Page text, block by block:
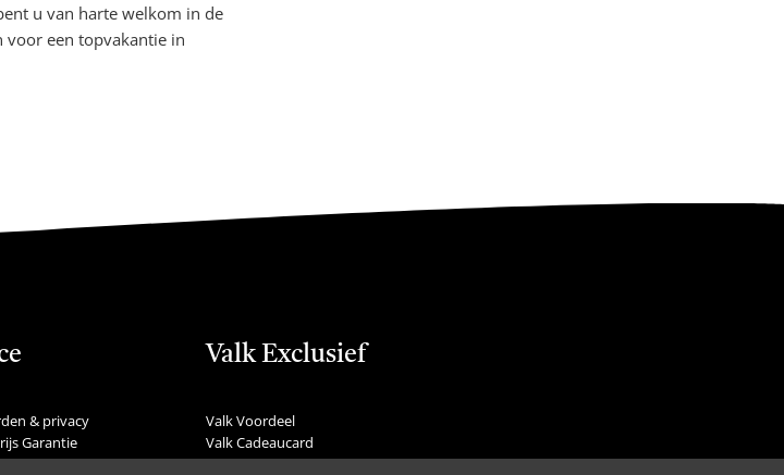
u van harte welkom in de
een topvakantie in
& privacy
Garantie
vragen
Valk Exclusief
Valk Voordeel
Valk Cadeaucard
Valk Suites